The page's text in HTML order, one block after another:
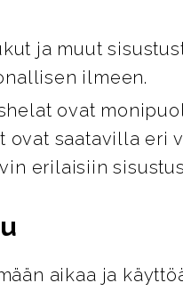
ja muut
ilmeen.
ovat
saatavilla eri
erilaisiin
aikaa ja